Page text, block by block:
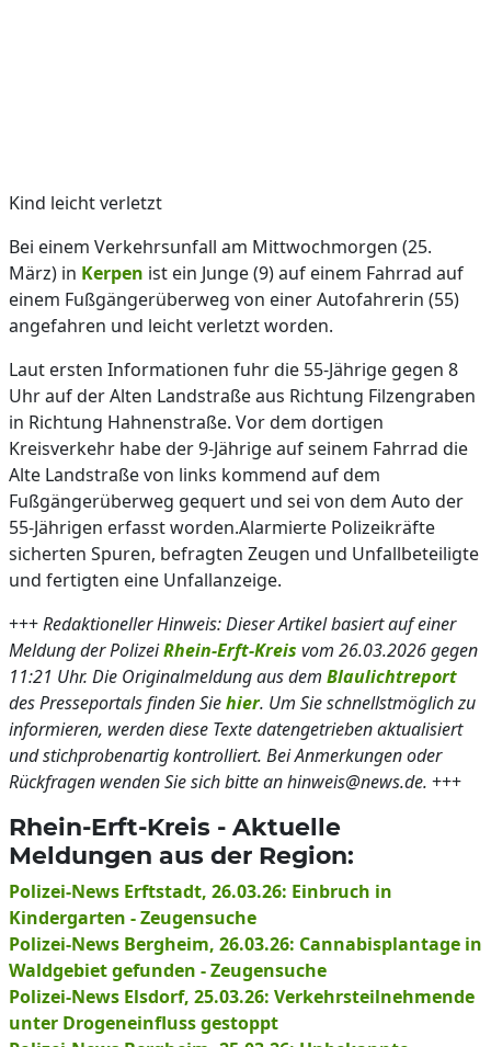
Kind leicht verletzt
Bei einem Verkehrsunfall am Mittwochmorgen (25.
März) in Kerpen ist ein Junge (9) auf einem Fahrrad auf
einem Fußgängerüberweg von einer Autofahrerin (55)
angefahren und leicht verletzt worden.
Laut ersten Informationen fuhr die 55-Jährige gegen 8
Uhr auf der Alten Landstraße aus Richtung Filzengraben
in Richtung Hahnenstraße. Vor dem dortigen
Kreisverkehr habe der 9-Jährige auf seinem Fahrrad die
Alte Landstraße von links kommend auf dem
Fußgängerüberweg gequert und sei von dem Auto der
55-Jährigen erfasst worden.Alarmierte Polizeikräfte
sicherten Spuren, befragten Zeugen und Unfallbeteiligte
und fertigten eine Unfallanzeige.
+++Redaktioneller Hinweis: Dieser Artikel basiert auf einer
Meldung der PolizeiRhein-Erft-Kreis vom 26.03.2026 gegen
11:21 Uhr. Die Originalmeldung aus dem Blaulichtreport
des Presseportals finden Siehier. Um Sie schnellstmöglich zu
informieren, werden diese Texte datengetrieben aktualisiert
und stichprobenartig kontrolliert. Bei Anmerkungen oder
Rückfragen wenden Sie sich bitte an hinweis@news.de. +++
Rhein-Erft-Kreis - Aktuelle
Meldungen aus der Region:
Polizei-News Erftstadt, 26.03.26: Einbruch in
Kindergarten - Zeugensuche
Polizei-News Bergheim, 26.03.26: Cannabisplantage in
Waldgebiet gefunden - Zeugensuche
Polizei-News Elsdorf, 25.03.26: Verkehrsteilnehmende
unter Drogeneinfluss gestoppt